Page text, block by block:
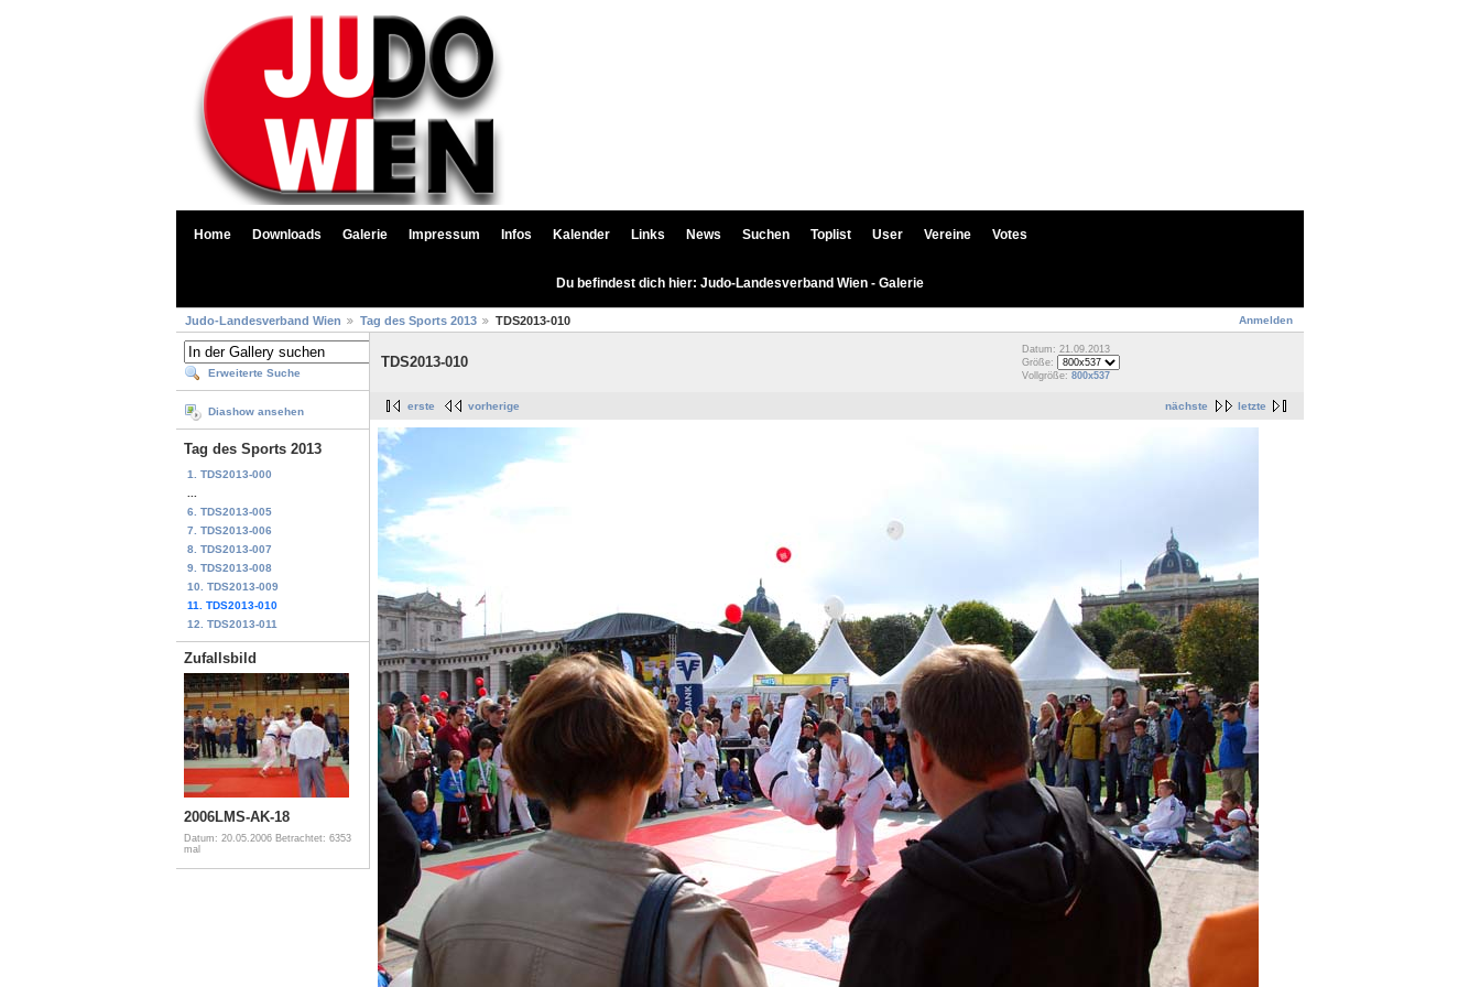
Home Downloads Galerie Impressum Infos Kalender Links News Suchen Toplist User Vereine Votes
Du befindest dich hier: Judo-Landesverband Wien - Galerie
Anmelden
Judo-Landesverband Wien Tag des Sports 2013 TDS2013-010
Erweiterte Suche
Diashow ansehen
Tag des Sports 2013
1. TDS2013-000
6. TDS2013-005
7. TDS2013-006
8. TDS2013-007
9. TDS2013-008
10. TDS2013-009
11. TDS2013-010
12. TDS2013-011
Zufallsbild
2006LMS-AK-18
Datum: 20.05.2006 Betrachtet: 6353
mal
TDS2013-010
Datum: 21.09.2013
Größe:
Vollgröße: 800x537
nächste letzte
erste vorherige